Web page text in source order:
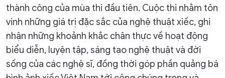
thành công của mùa thi đầu tiên. Cuộc thi nhằm tôn
vinh những giá trị đặc sắc của nghệ thuật xiếc, ghi
nhận những khoảnh khắc chân thực về hoạt động
biểu diễn, luyện tập, sáng tạo nghệ thuật và đời
sống của các nghệ sĩ, đồng thời góp phần quảng bá